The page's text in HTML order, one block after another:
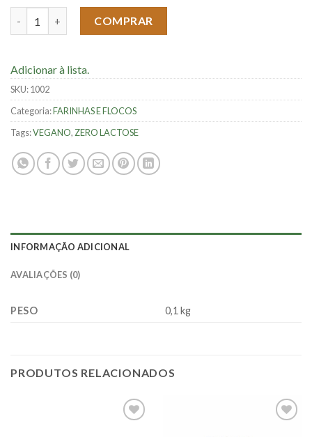
COMPRAR
Adicionar à lista.
SKU:1002
Categoria:FARINHAS E FLOCOS
Tags:VEGANO, ZERO LACTOSE
INFORMAÇÃO ADICIONAL
AVALIAÇÕES (0)
PESO 0,1 kg
PRODUTOS RELACIONADOS